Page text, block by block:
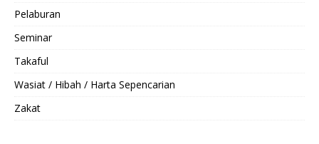
Pelaburan
Seminar
Takaful
Wasiat / Hibah / Harta Sepencarian
Zakat